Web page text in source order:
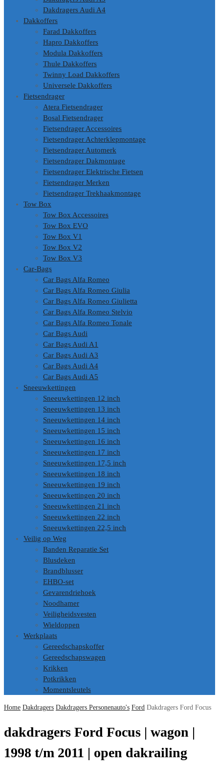
Dakdragers Audi A4
Dakkoffers
Farad Dakkoffers
Hapro Dakkoffers
Modula Dakkoffers
Thule Dakkoffers
Twinny Load Dakkoffers
Universele Dakkoffers
Fietsendrager
Atera Fietsendrager
Bosal Fietsendrager
Fietsendrager Accessoires
Fietsendrager Achterklepmontage
Fietsendrager Automerk
Fietsendrager Dakmontage
Fietsendrager Elektrische Fietsen
Fietsendrager Merken
Fietsendrager Trekhaakmontage
Tow Box
Tow Box Accessoires
Tow Box EVO
Tow Box V1
Tow Box V2
Tow Box V3
Car-Bags
Car Bags Alfa Romeo
Car Bags Alfa Romeo Giulia
Car Bags Alfa Romeo Giulietta
Car Bags Alfa Romeo Stelvio
Car Bags Alfa Romeo Tonale
Car Bags Audi
Car Bags Audi A1
Car Bags Audi A3
Car Bags Audi A4
Car Bags Audi A5
Sneeuwkettingen
Sneeuwkettingen 12 inch
Sneeuwkettingen 13 inch
Sneeuwkettingen 14 inch
Sneeuwkettingen 15 inch
Sneeuwkettingen 16 inch
Sneeuwkettingen 17 inch
Sneeuwkettingen 17,5 inch
Sneeuwkettingen 18 inch
Sneeuwkettingen 19 inch
Sneeuwkettingen 20 inch
Sneeuwkettingen 21 inch
Sneeuwkettingen 22 inch
Sneeuwkettingen 22,5 inch
Veilig op Weg
Banden Reparatie Set
Blusdeken
Brandblusser
EHBO-set
Gevarendriehoek
Noodhamer
Veiligheidsvesten
Wieldoppen
Werkplaats
Gereedschapskoffer
Gereedschapswagen
Krikken
Potkrikken
Momentsleutels
Home Dakdragers Dakdragers Personenauto's Ford Dakdragers Ford Focus
dakdragers Ford Focus | wagon |
1998 t/m 2011 | open dakrailing